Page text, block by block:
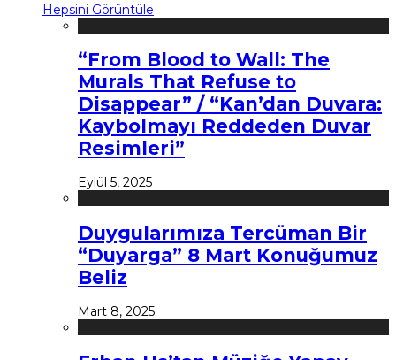
Hepsini Görüntüle
“From Blood to Wall: The
Murals That Refuse to
Disappear” / “Kan’dan Duvara:
Kaybolmayı Reddeden Duvar
Resimleri”
Eylül 5, 2025
Duygularımıza Tercüman Bir
“Duyarga” 8 Mart Konuğumuz
Beliz
Mart 8, 2025